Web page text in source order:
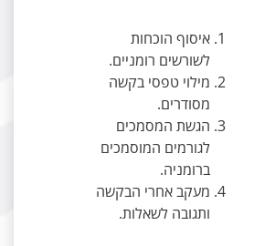
איסוף הוכחות
לשורשים רומניים.
מילוי טפסי בקשה
מסודרים.
הגשת המסמכים
לגורמים המוסמכים
ברומניה.
מעקב אחרי הבקשה
ותגובה לשאלות.